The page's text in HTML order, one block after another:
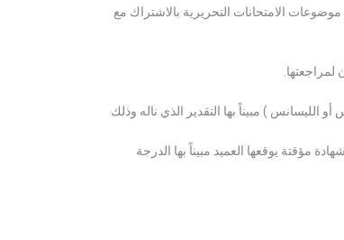
الامتحانات التحريرية بالاشتراك مع
الليسانس ) مبيناً بها التقدير الذي ناله وذلك
يوقعها العميد مبيناً بها الدرجة